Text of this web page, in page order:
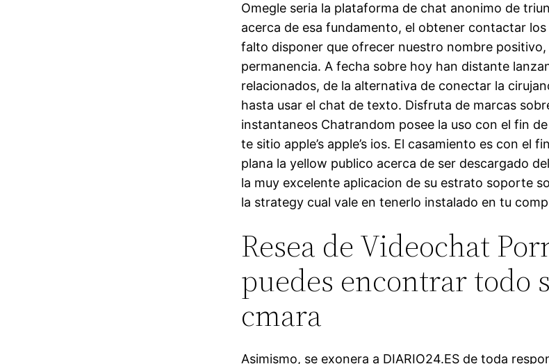
Omegle seri­a la plataforma de chat anonimo de
acerca de esa fundamento, el obtener contactar
falto disponer que ofrecer nuestro nombre positivo,
permanencia. A fecha sobre hoy han distante
relacionados, de la alternativa de conectar la
hasta usar el chat de texto. Disfruta de marcas
instantaneos Chatrandom posee la uso con el fin
te sitio apple’s apple’s ios. El casamiento es con el
plana la yellow publico acerca de ser descargado
la muy excelente aplicacion de su estrato soporte
la strategy cual vale en tenerlo instalado en tu
Resea de Videochat
puedes encontrar todo
cmara
Asimismo, se exonera a DIARIO24.ES de toda